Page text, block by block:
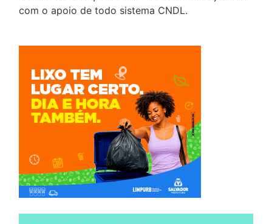
com o apoio de todo sistema CNDL.